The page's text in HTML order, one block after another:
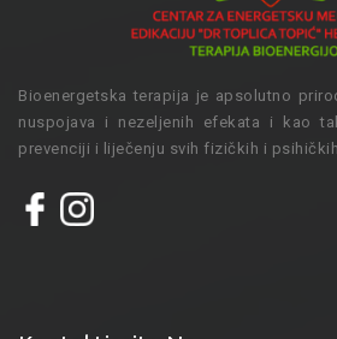
Bioenergetska terapija je apsolutno
nuspojava i nezeljenih efekata i kao
prevenciji i liječenju svih fizičkih i